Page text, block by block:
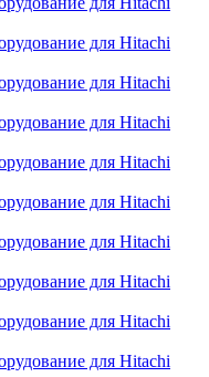
для Hitachi
для Hitachi
для Hitachi
для Hitachi
для Hitachi
для Hitachi
для Hitachi
для Hitachi
для Hitachi